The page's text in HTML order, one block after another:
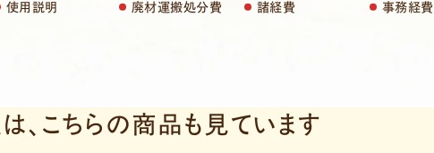
使用説明
廃材運搬処分費 諸経費 事務経費
、こちらの商品も見ています